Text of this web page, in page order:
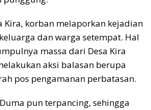
Kira, korban melaporkan kejadian
dan warga setempat. Hal
massa dari Desa Kira
aksi balasan berupa
pos pengamanan perbatasan.
pun terpancing, sehingga